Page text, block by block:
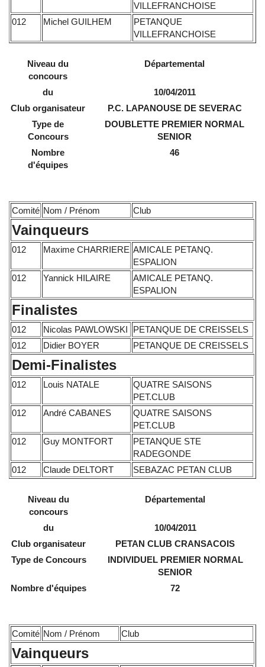
VILLEFRANCHOISE
012
Michel GUILHEM
PETANQUE
VILLEFRANCHOISE
Niveau du
concours
Départemental
du
10/04/2011
Club organisateur
P.C. LAPANOUSE DE SEVERAC
Type de
Concours
DOUBLETTE PREMIER NORMAL
SENIOR
Nombre
d'équipes
46
Comité Nom / Prénom Club
Vainqueurs
012 Maxime CHARRIERE AMICALE PETANQ.
ESPALION
012
Yannick HILAIRE
AMICALE PETANQ.
ESPALION
Finalistes
012 Nicolas PAWLOWSKI
PETANQUE DE CREISSELS
012
Didier BOYER PETANQUE DE CREISSELS
Demi-Finalistes
012 Louis NATALE
QUATRE SAISONS
PET.CLUB
012
André CABANES
QUATRE SAISONS
PET.CLUB
012
Guy MONTFORT
PETANQUE STE
RADEGONDE
012
Claude DELTORT SEBAZAC PETAN CLUB
Niveau du
concours
Départemental
du
10/04/2011
Club organisateur
PETAN CLUB CRANSACOIS
Type de Concours
INDIVIDUEL PREMIER NORMAL
SENIOR
Nombre d'équipes
72
Comité Nom / Prénom Club
Vainqueurs